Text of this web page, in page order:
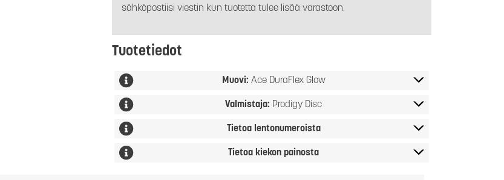
sähköpostiisi viestin kun tuotetta tulee lisää varastoon.
Tuotetiedot
Muovi: Ace DuraFlex Glow
Valmistaja: Prodigy Disc
Tietoa lentonumeroista
Tietoa kiekon painosta